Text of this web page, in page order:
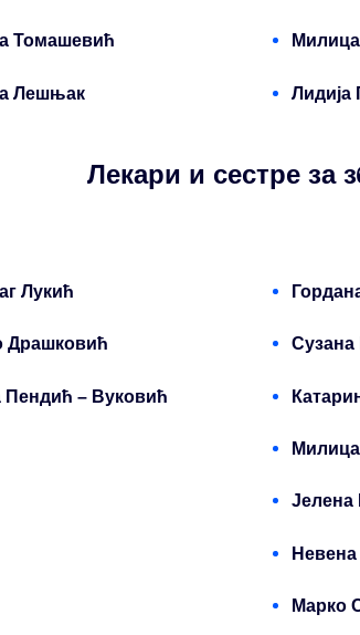
Томашевић
Лешњак Лидија
и сестре за
Лукић
Пендић – Вуковић
Јелена
Марко